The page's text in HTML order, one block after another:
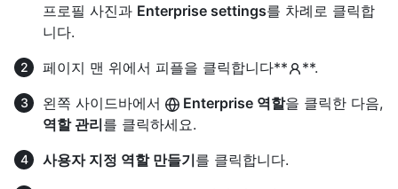
프로필 사진과 Enterprise settings를 차례로 클릭합
니다.
페이지 맨 위에서 피플을 클릭합니다**
**.
왼쪽 사이드바에서
Enterprise 역할을 클릭한 다음,
역할 관리를 클릭하세요.
사용자 지정 역할 만들기를 클릭합니다.